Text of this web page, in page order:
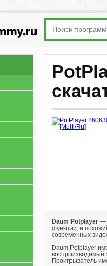
Daum Potplayer —
функции, и
современных
Daum Potplayer
воспроизводимый
Проигрыватель